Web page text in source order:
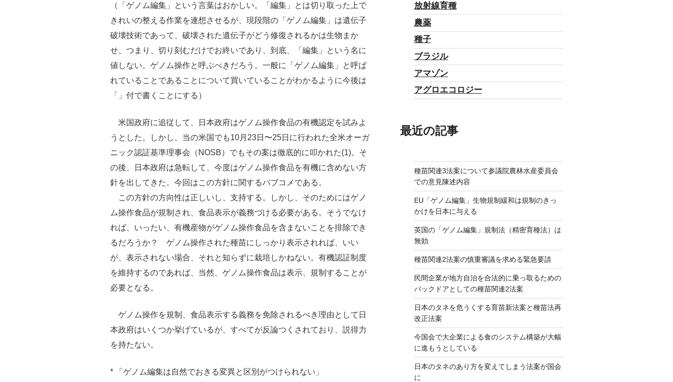
（「ゲノム編集」という言葉はおかしい。「編集」とは切り取った上で
きれいの整える作業を連想させるが、現段階の「ゲノム編集」は遺伝子
破壊技術であって、破壊された遺伝子がどう修復されるかは生物まか
せ、つまり、切り刻むだけでお終いであり、到底、「編集」という名に
値しない。ゲノム操作と呼ぶべきだろう。一般に「ゲノム編集」と呼ば
れていることであることについて買いていることがわかるように今後は
「」付で書くことにする）
米国政府に追従して、日本政府はゲノム操作食品の有機認定を試みよ
うとした。しかし、当の米国でも10月23日〜25日に行われた全米オーガ
ニック認証基準理事会（NOSB）でもその案は徹底的に叩かれた(1)。そ
の後、日本政府は急転して、今度はゲノム操作食品を有機に含めない方
針を出してきた。今回はこの方針に関するパブコメである。
この方針の方向性は正しいし、支持する。しかし、そのためにはゲノ
ム操作食品が規制され、食品表示が義務づける必要がある。そうでなけ
れば、いったい、有機産物がゲノム操作食品を含まないことを排除でき
るだろうか？ ゲノム操作された種苗にしっかり表示されれば、いい
が、表示されない場合、それと知らずに栽培しかねない。有機認証制度
を維持するのであれば、当然、ゲノム操作食品は表示、規制することが
必要となる。
ゲノム操作を規制、食品表示する義務を免除されるべき理由として日
本政府はいくつか挙げているが、すべてが反論つくされており、説得力
を持たない。
* 「ゲノム編集は自然でおきる変異と区別がつけられない」
放射線育種
農薬
種子
ブラジル
アマゾン
アグロエコロジー
最近の記事
種苗関連3法案について参議院農林水産委員会
での意見陳述内容
EU「ゲノム編集」生物規制緩和は規制のきっ
かけを日本に与える
英国の「ゲノム編集」規制法（精密育種法）は
無効
種苗関連2法案の慎重審議を求める緊急要請
民間企業が地方自治を合法的に乗っ取るための
バックドアとしての種苗関連2法案
日本のタネを危うくする育苗新法案と種苗法再
改正法案
今国会で大企業による食のシステム構築が大幅
に進もうとしている
日本のタネのあり方を変えてしまう法案が国会
に